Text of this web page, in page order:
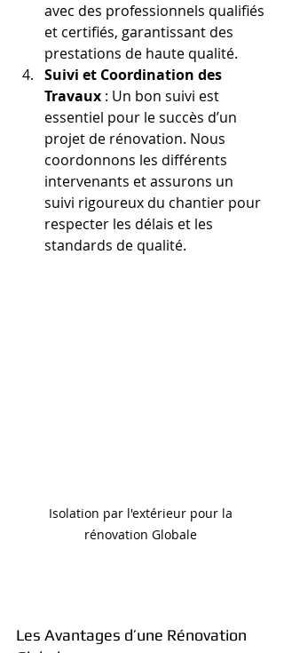
avec des professionnels qualifiés
et certifiés, garantissant des
prestations de haute qualité.
Suivi et Coordination des
Travaux : Un bon suivi est
essentiel pour le succès d’un
projet de rénovation. Nous
coordonnons les différents
intervenants et assurons un
suivi rigoureux du chantier pour
respecter les délais et les
standards de qualité.
Isolation par l'extérieur pour la
rénovation Globale
Les Avantages d’une Rénovation